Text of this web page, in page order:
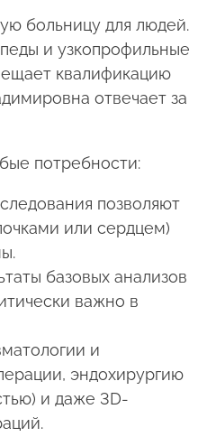
больницу для людей.
и узкопрофильные
квалификацию
отвечает за
потребности:
позволяют
или сердцем)
базовых анализов
важно в
и
эндохирургию
и даже 3D-